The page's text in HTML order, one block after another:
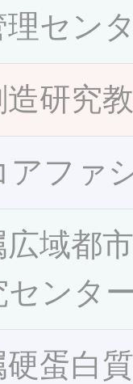
セン
研究
アファ
広域都
センタ
蛋白